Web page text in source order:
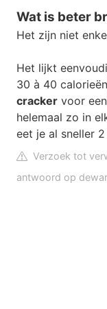
Wat is beter
Het zijn niet
Het lijkt
30 à 40
cracker voor
helemaal zo in
eet je al sneller 2
Verzoek tot
antwoord op